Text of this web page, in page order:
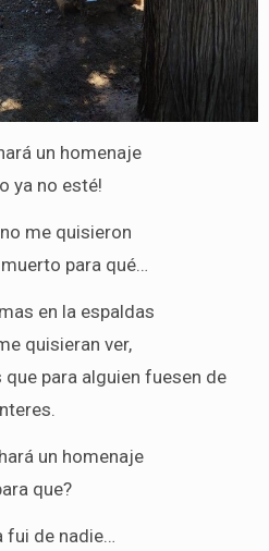
un homenaje
ya no esté!
me quisieron
para qué…
en la espaldas
quisieran ver,
para alguien fuesen de
un homenaje
que?
fui de nadie…